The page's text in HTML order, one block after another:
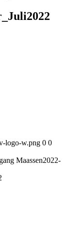
logo-w.png 0 0
Maassen2022-